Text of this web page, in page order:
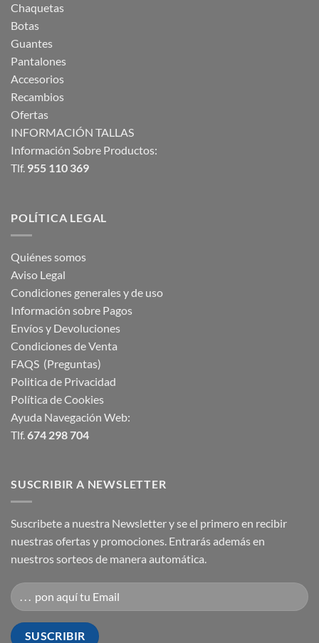
Chaquetas
Botas
Guantes
Pantalones
Accesorios
Recambios
Ofertas
INFORMACIÓN TALLAS
Información Sobre Productos:
Tlf. 955 110 369
POLÍTICA LEGAL
Quiénes somos
Aviso Legal
Condiciones generales y de uso
Información sobre Pagos
Envíos y Devoluciones
Condiciones de Venta
FAQS (Preguntas)
Politica de Privacidad
Política de Cookies
Ayuda Navegación Web:
Tlf. 674 298 704
SUSCRIBIR A NEWSLETTER
Suscribete a nuestra Newsletter y se el primero en recibir
nuestras ofertas y promociones. Entrarás además en
nuestros sorteos de manera automática.